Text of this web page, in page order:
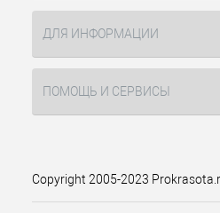
проблем.
Серьги-
золотым
ДЛЯ ИНФОРМАЦИИ
ПОМОЩЬ И СЕРВИСЫ
Copyright 2005-2023